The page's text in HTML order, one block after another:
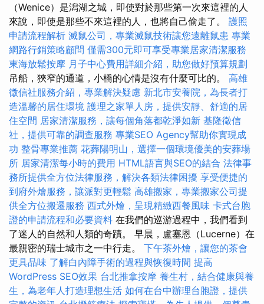
（Wenice）是潟湖之城，即使對於那些第一次來這裡的人
來說，即使是那些不來這裡的人，也將自己偷走了。 護照
申請流程解析 滅鼠公司，專業滅鼠技術讓您遠離鼠患 專業
網路行銷策略顧問 僅需300元即可享受專業居家清潔服務
東海放鬆按摩 月子中心費用詳細介紹，助您做好預算規劃
吊船，狹窄的通道，小橋的心情是沒有什麼可比的。 高雄
徵信社服務介紹，專業解決疑慮 新北市安養院，為長者打
造溫馨的居住環境 護理之家單人房，提供安靜、舒適的居
住空間 居家清潔服務，讓每個角落都乾淨如新 基隆徵信
社，提供可靠的調查服務 專業SEO Agency幫助你實現成
功 整骨專業推薦 花葬陽明山，選擇一個環境優美的安葬場
所 居家清潔每小時的費用 HTML語言與SEO的結合 法律事
務所提供全方位法律服務，解決各類法律困擾 享受便捷的
到府外燴服務，讓派對更輕鬆 高雄搬家，專業搬家公司提
供全方位搬遷服務 西式外燴，呈現精緻西餐風味 卡式台胞
證的申請流程和必要資料 在我們的巡游過程中，我們看到
了迷人的自然和人類的奇蹟。 早晨，盧塞恩（Lucerne）在
最親密的瑞士城市之一中行走。 下午茶外燴，讓您的茶會
更具品味 了解白內障手術的過程與恢復時間 提高
WordPress SEO效果 台北推拿按摩 養生村，結合健康與養
生，為老年人打造理想生活 如何在台中辦理台胞證，提供